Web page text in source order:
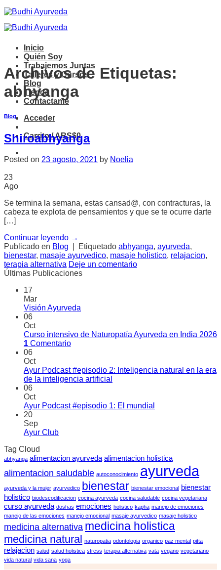
Saltar
al
contenido
Inicio
Quién Soy
Trabajemos Juntas
Talleres y Cursos
Blog
Tienda
Contactame
Acceder
Carrito /ARS$0
Archivos de Etiquetas:
abhyanga
Blog
Shiroabhyanga
Posted on 23 agosto, 2021 by Noelia
23
Ago
Se termina la semana, estas cansad@, con contracturas, la
cabeza te explota de pensamientos y que se te ocurre darte
[…]
Continuar leyendo →
Publicado en Blog Etiquetado abhyanga, ayurveda,
bienestar, masaje ayurvedico, masaje holistico, relajacion,
terapia alternativa Deje un comentario
Últimas Publicaciones
17
Mar
Visión Ayurveda
06
Oct
Curso intensivo de Naturopatía Ayurveda en India 2026
1 Comentario
06
Oct
Ayur Podcast #episodio 2: Inteligencia natural en la era
de la inteligencia artificial
06
Oct
Ayur Podcast #episodio 1: El mundial
20
Sep
Ayur Club
Tag Cloud
abhyanga alimentacion ayurveda alimentacion holistica
alimentacion saludable autoconocimiento ayurveda
ayurveda y la mujer ayurvedico bienestar bienestar emocional
bienestar
holistico biodescodificacion cocina ayurveda cocina saludable cocina vegetariana
curso ayurveda doshas emociones holistico kapha manejo de emociones
manejo de las emociones manejo emocional masaje ayurvedico masaje holistico
medicina alternativa medicina holistica
medicina natural naturopatia odontologia organico paz mental pitta
relajacion salud salud holistica stress terapia alternativa vata vegano vegetariano
vida natural vida sana yoga